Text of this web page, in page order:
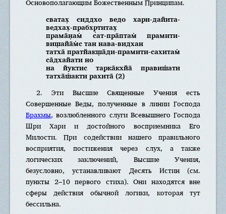
сватах̣ сиддхо ведо хари-дайита-
ведхах̣-прабхр̣титах̣
прама̄н̣ам̇ сат-пра̄птам̇ прамити-
виш̣айа̄м̇с тан нава-видхан
татха̄ пратйакш̣а̄ди-прамити-сахитам̇
са̄дхайати но
на йуктис тарка̄кхйа̄ правиш́ати
татха̄ш́акти рахита̄ (2)
2. Эти Высшие Священные Учения есть
Совершенные Веды, полученные в линии Господа
Брахмы, возлюбленного слуги Всевышнего Господа
Шри Хари и достойного восприемника Его
Милости. При содействии нашего правильного
восприятия, постижения через слух, а также
логических заключений, Высшие Учения,
безусловно, устанавливают Десять Истин (см.
пункты 2–10 первого стиха). Они находятся вне
сферы действия обычной логики, которая тут
бессильна.